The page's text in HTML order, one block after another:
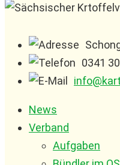
0341
News
Verband
Aufgaben